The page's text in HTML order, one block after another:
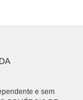
e sem